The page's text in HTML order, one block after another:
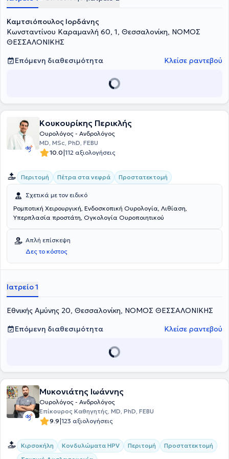
υπογονιμότητα, ογκολογία, λιθίαση ουροποιητικού και ακράτεια
βουβωνοκήλης, υδροκήλης, κιρσοκήλης. Σήμερα εργάζεται στην
Κλινική "Άγιος Λουκάς" και στο Κέντρο Αποκατάστασης Αρωγή
(euromedica) και είναι συνεργάτης του Υγεία κατ' οίκον. Τέλος, στα
σεμιναρίων και συνεδρίων και είναι μέλος του Ιατρικού Συλλόγου
Θεσσαλονίκης, της Ευρωπαϊκής Ουρολογικής Εταιρείας, της
Ελληνικής Ουρολογικής Εταιρείας και της Ουρολογικής Εταιρείας
Καμτσιόπουλος Ιορδάνης
Κωνσταντίνου Καραμανλή 60, 1, Θεσσαλονίκη, ΝΟΜΟΣ
ΘΕΣΣΑΛΟΝΙΚΗΣ
Επόμενη διαθεσιμότητα
Κλείσε ραντεβού
Κουκουρίκης Περικλής
Ουρολόγος - Ανδρολόγος
MD, MSc, PhD, FEBU
10.0|112 αξιολογήσεις
Περιτομή Πέτρα στα νεφρά Προστατεκτομή
Σχετικά με τον ειδικό
Ρομποτική Χειρουργική, Ενδοσκοπική Ουρολογία, Λιθίαση,
Υπερπλασία προστάτη, Ογκολογία Ουροποιητικού
Απλή επίσκεψη
Δες το κόστος
Ιατρείο 1
Εθνικής Αμύνης 20, Θεσσαλονίκη, ΝΟΜΟΣ ΘΕΣΣΑΛΟΝΙΚΗΣ
Επόμενη διαθεσιμότητα
Κλείσε ραντεβού
Μυκονιάτης Ιωάννης
Ουρολόγος - Ανδρολόγος
Επίκουρος Καθηγητής, MD, PhD, FEBU
9.9|123 αξιολογήσεις
Κιρσοκήλη Κονδυλώματα HPV Περιτομή
Προστατεκτομή